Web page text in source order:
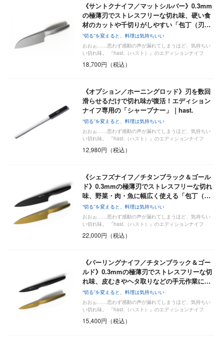
《サントクナイフ／マットシルバー》0.3mm
の極薄刃でストレスフリーな切れ味、硬い食
材のカットや千切りがしやすい「包丁（刃…
“切る”を変えると、料理は気持ちいい
おおぉ……思わず感動の声が漏れてしまうほど、気持ちい
い切れ味。 『hast.（ハスト）』のエディションナイフ
18,700円（税込）
《オプション／ホーニングロッド》刃を数回
滑らせるだけで切れ味が復活！エディション
ナイフ専用の「シャープナー」｜hast.
“切る”を変えると、料理は気持ちいい
おおぉ……思わず感動の声が漏れてしまうほど、気持ちい
い切れ味。 『hast.（ハスト）』のエディションナイフ
12,980円（税込）
《シェフズナイフ／チタンブラック＆ゴール
ド》0.3mmの極薄刃でストレスフリーな切れ
味、野菜・肉・魚に幅広く使える「包丁（…
“切る”を変えると、料理は気持ちいい
おおぉ……思わず感動の声が漏れてしまうほど、気持ちい
い切れ味。 『hast.（ハスト）』のエディションナイフ
22,000円（税込）
《パーリングナイフ／チタンブラック＆ゴー
ルド》0.3mmの極薄刃でストレスフリーな切
れ味、皮むきやヘタ取りなどの手元作業に…
“切る”を変えると、料理は気持ちいい
おおぉ……思わず感動の声が漏れてしまうほど、気持ちい
い切れ味。 『hast.（ハスト）』のエディションナイフ
15,400円（税込）